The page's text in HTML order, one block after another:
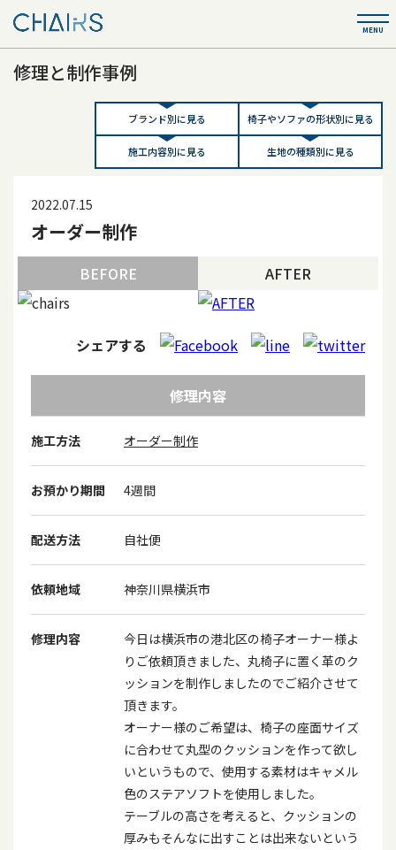
修理と制作事例
ブランド別に見る 椅子やソファの形状別に見る
施工内容別に見る 生地の種類別に見る
2022.07.15
オーダー制作
BEFORE AFTER
シェアする
修理内容
施工方法 オーダー制作
お預かり期間 4週間
配送方法 自社便
依頼地域 神奈川県横浜市
修理内容
今日は横浜市の港北区の椅子オーナー様よ
りご依頼頂きました、丸椅子に置く革のク
ッションを制作しましたのでご紹介させて
頂きます。
オーナー様のご希望は、椅子の座面サイズ
に合わせて丸型のクッションを作って欲し
いというもので、使用する素材はキャメル
色のステアソフトを使用しました。
テーブルの高さを考えると、クッションの
厚みもそんなに出すことは出来ないという